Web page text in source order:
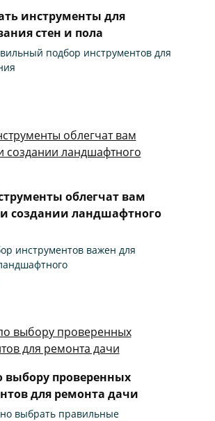
инструменты для
стен и пола
подбор инструментов для
облегчат вам
создании ландшафтного
инструментов важен для
выбору проверенных
для ремонта дачи
выбрать правильные